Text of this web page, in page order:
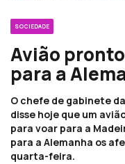
SOCIEDADE
Avião
para a
O chefe de gabinete
disse hoje que um
para voar para a
para a Alemanha os
quarta-feira.